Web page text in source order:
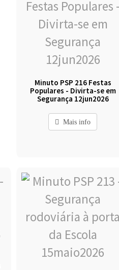
Minuto PSP 216 Festas
Populares - Divirta-se em
Segurança 12jun2026
Mais info